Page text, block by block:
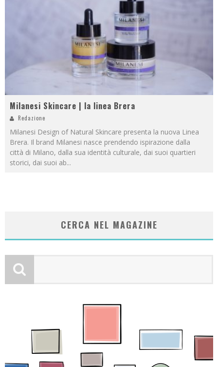
Milanesi Skincare | la linea Brera
Redazione
Milanesi Design of Natural Skincare presenta la nuova Linea
Brera. Il brand Milanesi nasce prendendo ispirazione dalla
città di Milano, dalla sua identità culturale, dai suoi quartieri
storici, dai suoi ab...
CERCA NEL MAGAZINE